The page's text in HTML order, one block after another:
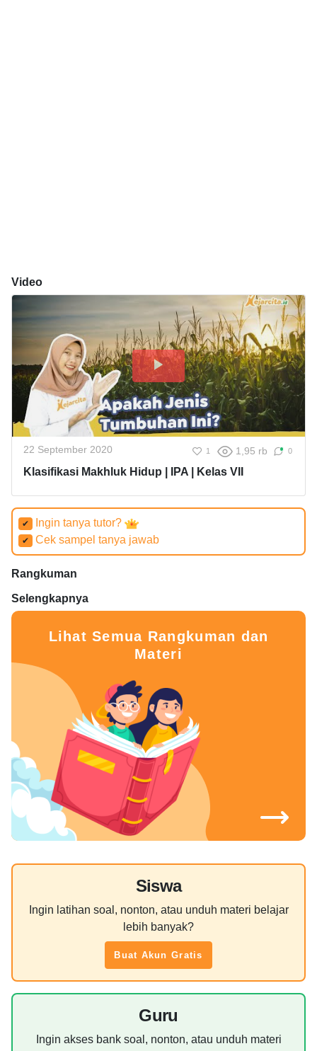
Video
22 September 2020 1 1,95 rb 0
Klasifikasi Makhluk Hidup | IPA | Kelas VII
✔ Ingin tanya tutor?
✔ Cek sampel tanya jawab
Rangkuman
Selengkapnya
Lihat Semua Rangkuman dan
Materi
Siswa
Ingin latihan soal, nonton, atau unduh materi belajar
lebih banyak?
Buat Akun Gratis
Guru
Ingin akses bank soal, nonton, atau unduh materi